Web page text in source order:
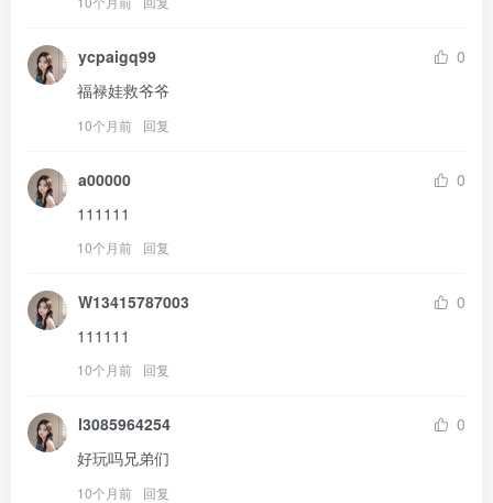
ycpaigq99
0
福禄娃救爷爷
10个月前 回复
a00000
0
111111
10个月前 回复
W13415787003
0
111111
10个月前 回复
l3085964254
0
好玩吗兄弟们
10个月前 回复